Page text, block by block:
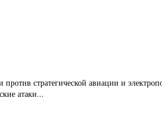
против стратегической авиации и
атаки...